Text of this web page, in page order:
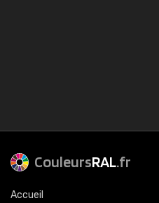
CouleursRAL.fr
Accueil